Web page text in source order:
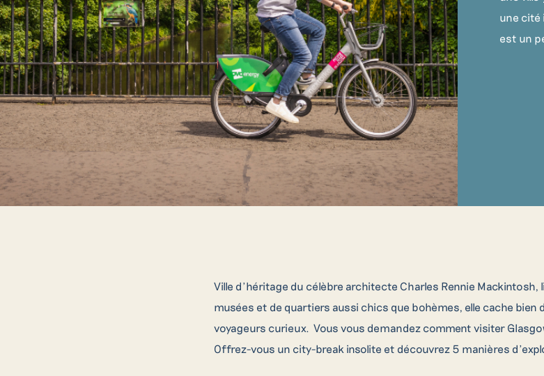
une cité
est un
Ville d’héritage du célèbre architecte Charles Rennie Mackintosh,
musées et de quartiers aussi chics que bohèmes, elle cache bien
voyageurs curieux. Vous vous demandez comment visiter
Offrez-vous un city-break insolite et découvrez 5 manières